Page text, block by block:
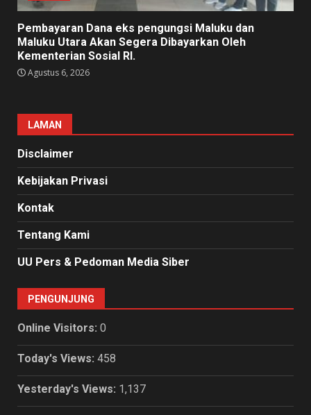
Pembayaran Dana eks pengungsi Maluku dan
Maluku Utara Akan Segera Dibayarkan Oleh
Kementerian Sosial RI.
Agustus 6, 2026
LAMAN
Disclaimer
Kebijakan Privasi
Kontak
Tentang Kami
UU Pers & Pedoman Media Siber
PENGUNJUNG
Online Visitors: 0
Today's Views: 458
Yesterday's Views: 1,137